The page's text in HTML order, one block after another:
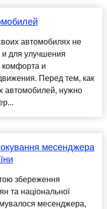
автомобилях не
и для улучшения
и
Перед тем, как
автомобилей, нужно
месенджера
збереження
та національної
месенджера,